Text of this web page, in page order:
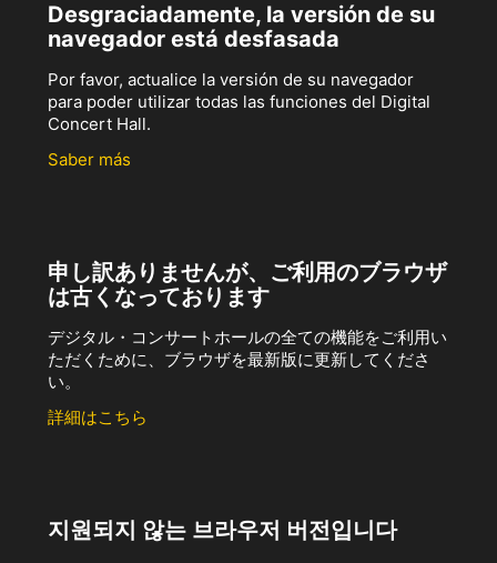
Desgraciadamente, la versión de su
navegador está desfasada
Por favor, actualice la versión de su navegador
para poder utilizar todas las funciones del Digital
Concert Hall.
Saber más
申し訳ありませんが、ご利用のブラウザ
は古くなっております
デジタル・コンサートホールの全ての機能をご利用い
ただくために、ブラウザを最新版に更新してくださ
い。
詳細はこちら
지원되지 않는 브라우저 버전입니다